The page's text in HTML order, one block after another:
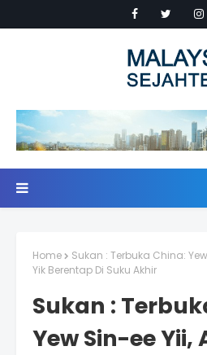
Home
Sukan : Terbuka China:
Yik Berentap Di Suku Akhir
Sukan :
Yew Sin-ee Yii,